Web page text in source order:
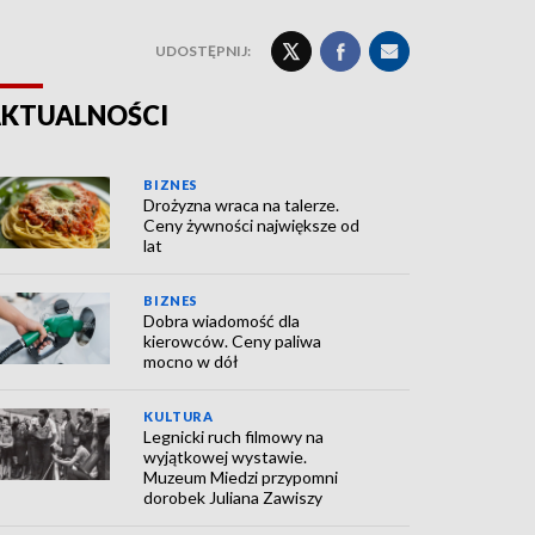
UDOSTĘPNIJ:
BIZNES
Drożyzna wraca na talerze.
Ceny żywności największe od
lat
BIZNES
Dobra wiadomość dla
kierowców. Ceny paliwa
mocno w dół
KULTURA
Legnicki ruch filmowy na
wyjątkowej wystawie.
Muzeum Miedzi przypomni
dorobek Juliana Zawiszy